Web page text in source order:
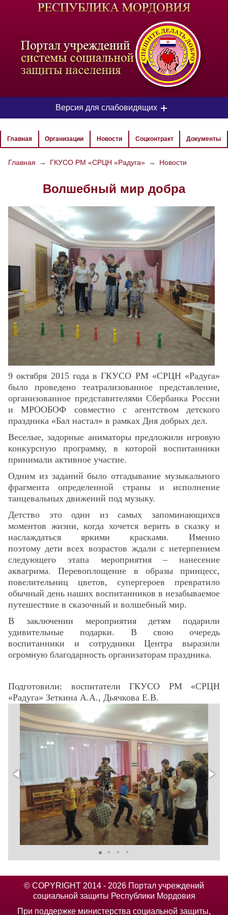
-
Версия для слабовидящих
ЦВЕТОВАЯ СХЕМА
Aa
ИЗОБРАЖЕНИЯ
Скрыть Ч/б
Настройки по умолчанию
Главная Организации Новости Соцконтракт Документы
Главная → ГКУСО РМ «СРЦН «Радуга» → Новости
Волшебный мир добра
9 октября 2015 года в ГКУСО РМ «СРЦН «Радуга»
было проведено театрализованное представление,
организованное представителями Сбербанка России
и МРООБОФ совместно с агентством детского
праздника «Бал настал» в рамках Дня добрых дел.
Веселые, задорные аниматоры предложили игровую
конкурсную программу, в которой воспитанники
принимали активное участие.
Одним из заданий было отгадывание музыкального
фрагмента определенной страны и исполнение
танцевальных движений под музыку.
Детство это один из самых запоминающихся
моментов жизни, когда хочется верить в сказку и
наслаждаться яркими красками. Именно
поэтому дети всех возрастов ждали с нетерпением
следующего этапа мероприятия – нанесение
аквагрима. Перевоплощение в образы принцесс,
повелительниц цветов, супергероев превратило
обычный день наших воспитанников в незабываемое
путешествие в сказочный и волшебный мир.
В заключении мероприятия детям подарили
удивительные подарки. В свою очередь
воспитанники и сотрудники Центра выразили
огромную благодарность организаторам праздника.
Подготовили: воспитатели ГКУСО РМ «СРЦН
«Радуга» Зеткина А.А., Дьячкова Е.В.
© COPYRIGHT 2014 - 2026 Портал учреждений
социальной защиты Республики Мордовия
При поддержке министерства социальной защиты,